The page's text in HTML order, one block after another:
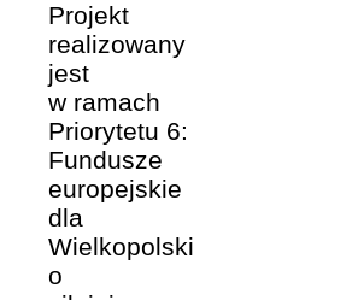
Projekt
realizowany
jest
w ramach
Priorytetu 6:
Fundusze
europejskie
dla
Wielkopolski
o